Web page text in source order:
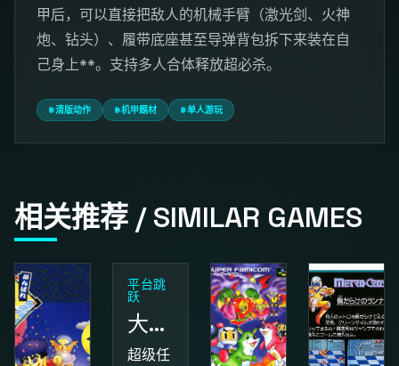
甲后，可以直接把敌人的机械手臂（激光剑、火神
炮、钻头）、履带底座甚至导弹背包拆下来装在自
己身上**。支持多人合体释放超必杀。
#清版动作 #机甲题材 #单人游玩
相关推荐 / SIMILAR GAMES
平台跳
跃
大金刚国度2
超级任